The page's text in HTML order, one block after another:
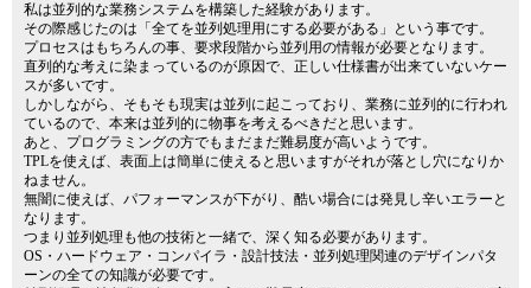
私は並列的な業務システムを構築した経験があります。
その際感じたのは「全てを並列処理用にする必要がある」という事です。
プロセスはもちろんの事、要求段階から並列用の情報が必要となります。
直列的な考えに染まっているのが原因で、正しい仕様書が出来ていないケー
スが多いです。
しかしながら、そもそも現実は並列に起こっており、業務に並列的に行われ
ているので、本来は並列的に物事を考えるべきだと思います。
あと、プログラミングの方でもまだまだ難易度が高いようです。
TPLを使えば、表面上は簡単に使えると思いますがそれが落とし穴になりか
ねません。
無闇に使えば、パフォーマンスが下がり、酷い場合には発見し辛いエラーと
なります。
つまり並列処理も他の技術と一緒で、深く知る必要があります。
OS・ハードウェア・コンパイラ・設計技法・並列処理関連のデザインパタ
ーンの全ての知識が必要です。